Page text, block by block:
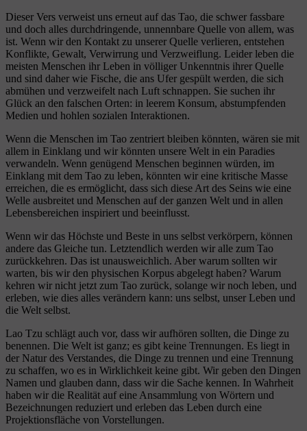
Dieser Vers verweist uns erneut auf das Tao, die schwer fassbare
und doch alles durchdringende, unnennbare Quelle von allem, was
ist. Wenn wir den Kontakt zu unserer Quelle verlieren, entstehen
Konflikte, Gewalt, Verwirrung und Verzweiflung. Leider leben die
meisten Menschen ihr Leben in völliger Unkenntnis ihrer Quelle
und sind daher wie Fische, die ans Ufer gespült werden, die sich
abmühen und verzweifelt nach Luft schnappen. Sie suchen ihr
Glück an den falschen Orten: in leerem Konsum, abstumpfenden
Medien und hohlen sozialen Interaktionen.
Wenn die Menschen im Tao zentriert bleiben könnten, wären sie mit
allem in Einklang und wir könnten unsere Welt in ein Paradies
verwandeln. Wenn genügend Menschen beginnen würden, im
Einklang mit dem Tao zu leben, könnten wir eine kritische Masse
erreichen, die es ermöglicht, dass sich diese Art des Seins wie eine
Welle ausbreitet und Menschen auf der ganzen Welt und in allen
Lebensbereichen inspiriert und beeinflusst.
Wenn wir das Höchste und Beste in uns selbst verkörpern, können
andere das Gleiche tun. Letztendlich werden wir alle zum Tao
zurückkehren. Das ist unausweichlich. Aber warum sollten wir
warten, bis wir den physischen Korpus abgelegt haben? Warum
kehren wir nicht jetzt zum Tao zurück, solange wir noch leben, und
erleben, wie dies alles verändern kann: uns selbst, unser Leben und
die Welt selbst.
Lao Tzu schlägt auch vor, dass wir aufhören sollten, die Dinge zu
benennen. Die Welt ist ganz; es gibt keine Trennungen. Es liegt in
der Natur des Verstandes, die Dinge zu trennen und eine Trennung
zu schaffen, wo es in Wirklichkeit keine gibt. Wir geben den Dingen
Namen und glauben dann, dass wir die Sache kennen. In Wahrheit
haben wir die Realität auf eine Ansammlung von Wörtern und
Bezeichnungen reduziert und erleben das Leben durch eine
Projektionsfläche von Vorstellungen.